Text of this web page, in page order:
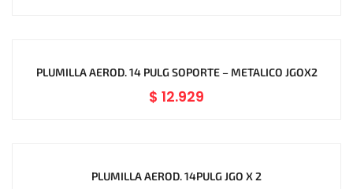
PLUMILLA AEROD. 14 PULG SOPORTE – METALICO JGOX2
$ 12.929
PLUMILLA AEROD. 14PULG JGO X 2